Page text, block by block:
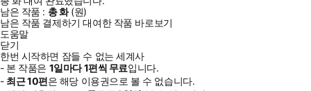
남은 작품 : 총화(원)
남은 작품 결제하기 대여한 작품 바로보기
도움말
닫기
한번 시작하면 잠들 수 없는 세계사
- 본 작품은 1일마다1편씩 무료입니다.
- 최근10편은 해당 이용권으로 볼 수 없습니다.